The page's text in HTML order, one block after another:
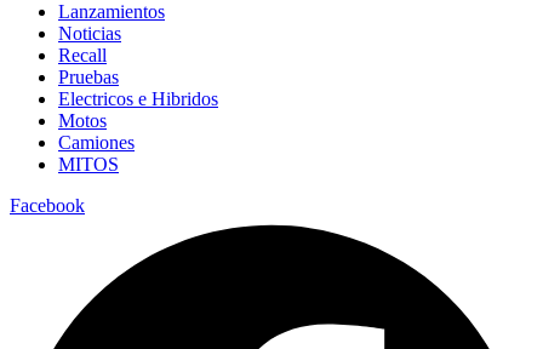
Lanzamientos
Noticias
Recall
Pruebas
Electricos e Hibridos
Motos
Camiones
MITOS
Facebook